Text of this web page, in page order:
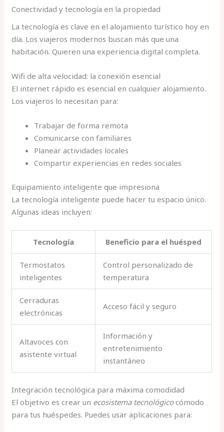
Conectividad y tecnología en la propiedad
La tecnología es clave en el alojamiento turístico hoy en
día. Los viajeros modernos buscan más que una
habitación. Quieren una experiencia digital completa.
Wifi de alta velocidad: la conexión esencial
El internet rápido es esencial en cualquier alojamiento.
Los viajeros lo necesitan para:
Trabajar de forma remota
Comunicarse con familiares
Planear actividades locales
Compartir experiencias en redes sociales
Equipamiento inteligente que impresiona
La tecnología inteligente puede hacer tu espacio único.
Algunas ideas incluyen:
Tecnología Beneficio para el huésped
Termostatos
inteligentes
Control personalizado de
temperatura
Cerraduras
electrónicas
Acceso fácil y seguro
Altavoces con
asistente virtual
Información y
entretenimiento
instantáneo
Integración tecnológica para máxima comodidad
El objetivo es crear un ecosistema tecnológicocómodo
para tus huéspedes. Puedes usar aplicaciones para: